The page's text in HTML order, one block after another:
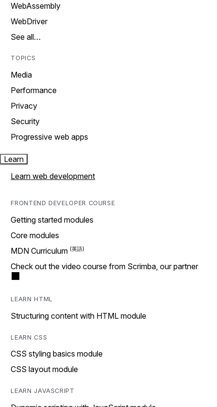
WebAssembly
WebDriver
See all…
TOPICS
Media
Performance
Privacy
Security
Progressive web apps
Learn
Learn web development
FRONTEND DEVELOPER COURSE
Getting started modules
Core modules
MDN Curriculum
Check out the video course from Scrimba, our partner
LEARN HTML
Structuring content with HTML module
LEARN CSS
CSS styling basics module
CSS layout module
LEARN JAVASCRIPT